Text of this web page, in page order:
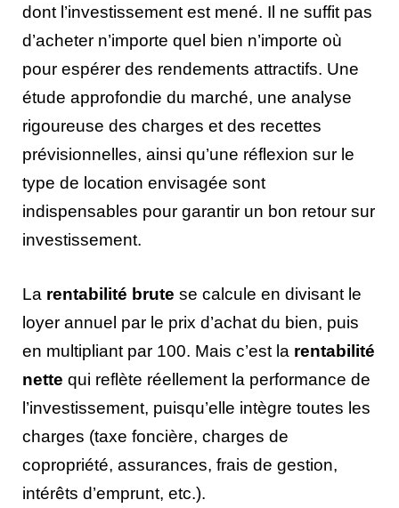
dont l’investissement est mené. Il ne suffit pas
d’acheter n’importe quel bien n’importe où
pour espérer des rendements attractifs. Une
étude approfondie du marché, une analyse
rigoureuse des charges et des recettes
prévisionnelles, ainsi qu’une réflexion sur le
type de location envisagée sont
indispensables pour garantir un bon retour sur
investissement.
La rentabilité brute se calcule en divisant le
loyer annuel par le prix d’achat du bien, puis
en multipliant par 100. Mais c’est la rentabilité
nette qui reflète réellement la performance de
l’investissement, puisqu’elle intègre toutes les
charges (taxe foncière, charges de
copropriété, assurances, frais de gestion,
intérêts d’emprunt, etc.).